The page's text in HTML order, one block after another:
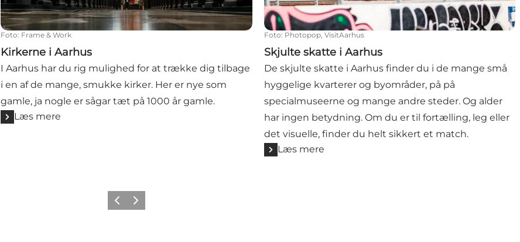
Foto: Frame & Work
Kirkerne i Aarhus
I Aarhus har du rig mulighed for at trække dig tilbage
i en af de mange, smukke kirker. Her er nye som
gamle, ja nogle er sågar tæt på 1000 år gamle.
Læs mere
Foto: Photopop, VisitAarhus
Skjulte skatte i Aarhus
De skjulte skatte i Aarhus finder du i de mange små
hyggelige kvarterer og byområder, på på
specialmuseerne og mange andre steder. Og alder
har ingen betydning. Om du er til fortælling, leg eller
det visuelle, finder du helt sikkert et match.
Læs mere
ForrigeNæste